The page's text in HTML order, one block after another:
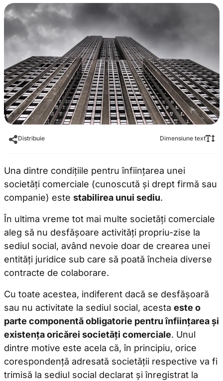
Distribuie Dimensiune text
Una dintre condițiile pentru înființarea unei
societăți comerciale (cunoscută și drept firmă sau
companie) este stabilirea unui sediu.
În ultima vreme tot mai multe societăți comerciale
aleg să nu desfășoare activități propriu-zise la
sediul social, având nevoie doar de crearea unei
entități juridice sub care să poată încheia diverse
contracte de colaborare.
Cu toate acestea, indiferent dacă se desfășoară
sau nu activitate la sediul social, acesta este o
parte componentă obligatorie pentru înființarea și
existența oricărei societăți comerciale. Unul
dintre motive este acela că, în principiu, orice
corespondență adresată societății respective va fi
trimisă la sediul social declarat și înregistrat la